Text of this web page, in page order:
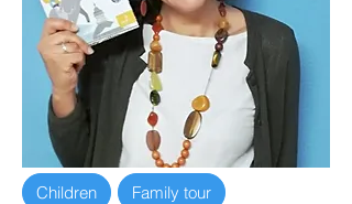
Children Family tour